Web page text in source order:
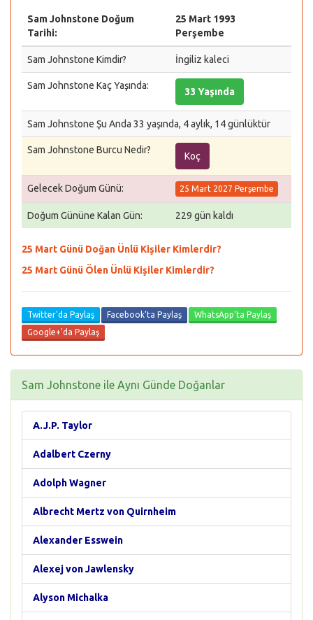
Sam Johnstone Doğum
Tarihi:
25 Mart 1993
Perşembe
Sam Johnstone Kimdir? İngiliz kaleci
Sam Johnstone Kaç Yaşında:
33 Yaşında
Sam Johnstone Şu Anda 33 yaşında, 4 aylık, 14 günlüktür
Sam Johnstone Burcu Nedir?
Koç
Gelecek Doğum Günü: 25 Mart 2027 Perşembe
Doğum Gününe Kalan Gün: 229 gün kaldı
25 Mart Günü Doğan Ünlü Kişiler Kimlerdir?
25 Mart Günü Ölen Ünlü Kişiler Kimlerdir?
Twitter'da Paylaş Facebook'ta Paylaş
WhatsApp'ta Paylaş
Google+'da Paylaş
Sam Johnstone ile Aynı Günde Doğanlar
A.J.P. Taylor
Adalbert Czerny
Adolph Wagner
Albrecht Mertz von Quirnheim
Alexander Esswein
Alexej von Jawlensky
Alyson Michalka